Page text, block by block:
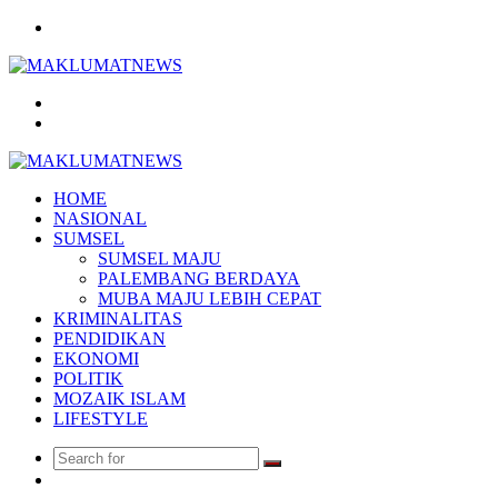
HOME
NASIONAL
SUMSEL
SUMSEL MAJU
PALEMBANG BERDAYA
MUBA MAJU LEBIH CEPAT
KRIMINALITAS
PENDIDIKAN
EKONOMI
POLITIK
MOZAIK ISLAM
LIFESTYLE
Search